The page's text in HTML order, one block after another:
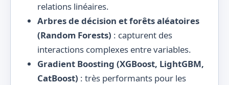
relations linéaires.
Arbres de décision et forêts aléatoires
(Random Forests) : capturent des
interactions complexes entre variables.
Gradient Boosting (XGBoost, LightGBM,
CatBoost) : très performants pour les